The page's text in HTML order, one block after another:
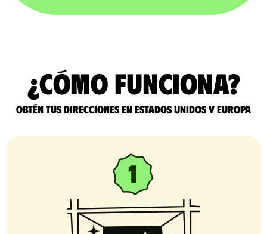
¿Cómo funciona?
Obtén tus direcciones en Estados Unidos y Europa